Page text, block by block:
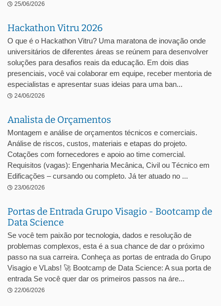
25/06/2026
Hackathon Vitru 2026
O que é o Hackathon Vitru? Uma maratona de inovação onde
universitários de diferentes áreas se reúnem para desenvolver
soluções para desafios reais da educação. Em dois dias
presenciais, você vai colaborar em equipe, receber mentoria de
especialistas e apresentar suas ideias para uma ban...
24/06/2026
Analista de Orçamentos
Montagem e análise de orçamentos técnicos e comerciais.
Análise de riscos, custos, materiais e etapas do projeto.
Cotações com fornecedores e apoio ao time comercial.
Requisitos (vagas): Engenharia Mecânica, Civil ou Técnico em
Edificações – cursando ou completo. Já ter atuado no ...
23/06/2026
Portas de Entrada Grupo Visagio - Bootcamp de
Data Science
Se você tem paixão por tecnologia, dados e resolução de
problemas complexos, esta é a sua chance de dar o próximo
passo na sua carreira. Conheça as portas de entrada do Grupo
Visagio e VLabs! 🚀 Bootcamp de Data Science: A sua porta de
entrada Se você quer dar os primeiros passos na áre...
22/06/2026